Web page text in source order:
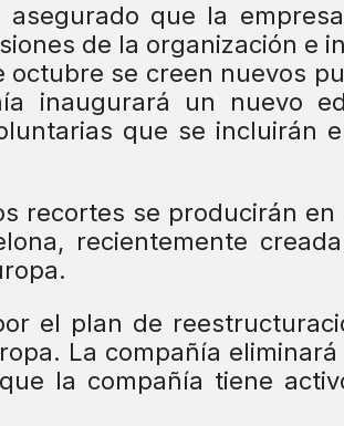
que la
de la organización e
octubre se creen nuevos
inaugurará un nuevo
que se incluirán
recortes se producirán en
recientemente
el plan de
La compañía eliminará
la compañía tiene